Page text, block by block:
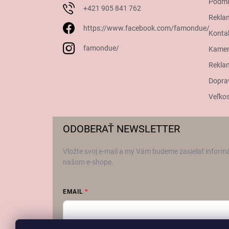
+421 905 841 762
https://www.facebook.com/famondue/
famondue/
ODOBERAŤ NEWSLETTER
Vložte svoj e-mail a my Vám budeme zasielať
našom e-shope.
EMAIL